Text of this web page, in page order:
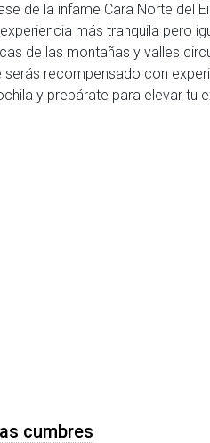
de la infame Cara Norte del
más tranquila pero
de las montañas y valles
recompensado con
y prepárate para elevar tu
cumbres